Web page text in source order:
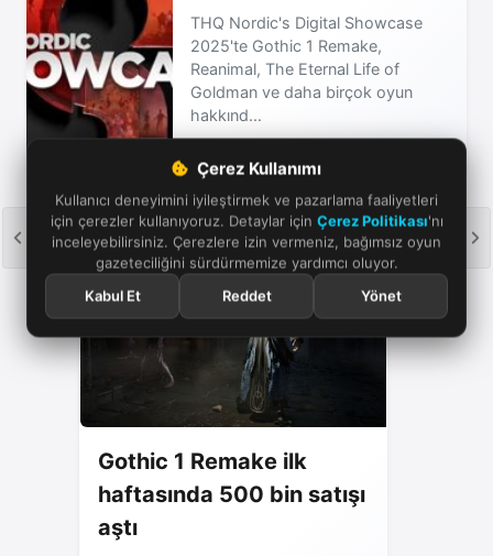
Çerez Kullanımı
Kullanıcı deneyimini iyileştirmek ve pazarlama faaliyetleri
için çerezler kullanıyoruz. Detaylar için Çerez Politikası'nı
inceleyebilirsiniz. Çerezlere izin vermeniz, bağımsız oyun
gazeteciliğini sürdürmemize yardımcı oluyor.
Kabul Et
Reddet Yönet
THQ Nordic's Digital Showcase
2025'te Gothic 1 Remake,
Reanimal, The Eternal Life of
Goldman ve daha birçok oyun
hakkınd...
Gothic 1 Remake ilk
haftasında 500 bin satışı
aştı